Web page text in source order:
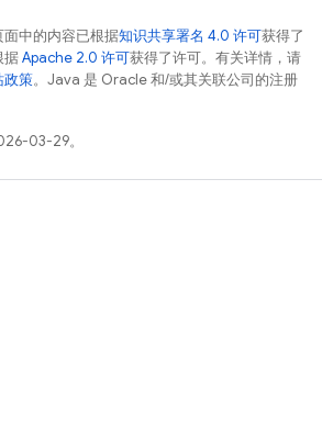
中的内容已根据知识共享署名 4.0 许可获得了
据Apache 2.0 许可获得了许可。有关详情，请
政策。Java 是 Oracle 和/或其关联公司的注册
03-29。